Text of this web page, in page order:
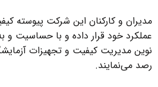
مدیران و کارکنان این شرکت پیوسته
عملکرد خود قرار داده و با حساسیت و
نوین مدیریت کیفیت و تجهیزات
رصد می‌نمایند.